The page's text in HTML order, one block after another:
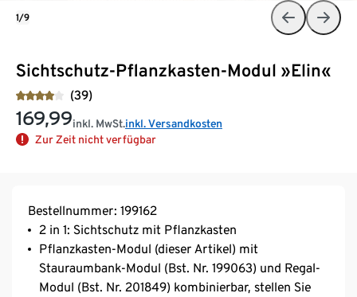
Sichtschutz-Pflanzkasten-Modul »Elin«
(39)
169,99inkl. MwSt.inkl. Versandkosten
Zur Zeit nicht verfügbar
1/9
Bestellnummer: 199162
2 in 1: Sichtschutz mit Pflanzkasten
Pflanzkasten-Modul (dieser Artikel) mit
Stauraumbank-Modul (Bst. Nr. 199063) und Regal-
Modul (Bst. Nr. 201849) kombinierbar, stellen Sie